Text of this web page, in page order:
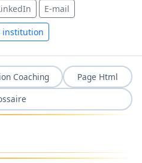
E-mail
institution
Coaching
Page Html